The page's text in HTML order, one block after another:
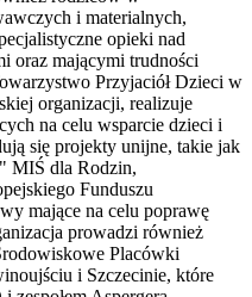
i materialnych,
opieki nad
oraz mającymi trudności
Przyjaciół Dzieci w
organizacji, realizuje
na celu wsparcie dzieci i
się projekty unijne, takie jak
MIŚ dla Rodzin,
Funduszu
mające na celu poprawę
prowadzi również
Placówki
i Szczecinie, które